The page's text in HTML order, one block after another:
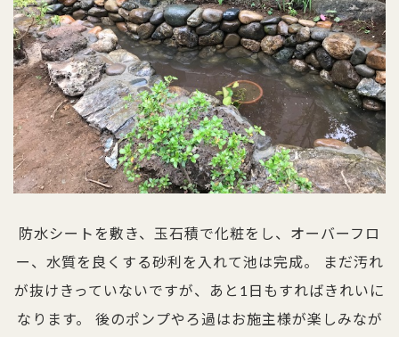
防水シートを敷き、玉石積で化粧をし、オーバーフロ
ー、水質を良くする砂利を入れて池は完成。 まだ汚れ
が抜けきっていないですが、あと1日もすればきれいに
なります。 後のポンプやろ過はお施主様が楽しみなが